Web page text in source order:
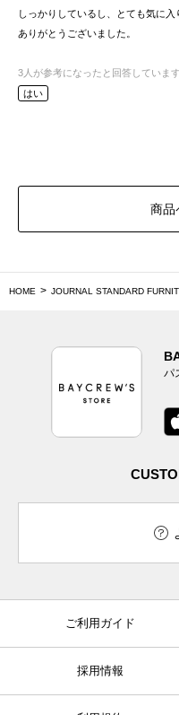
しっかりしているし、とても気に入
ありがとうございました。
3 人が参考になったと回答していま
はい
商品
HOME JOURNAL STANDARD
パ
ご利用ガイド
採用情報